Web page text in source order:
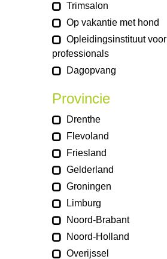
Trimsalon
Op vakantie met hond
Opleidingsinstituut voor
professionals
Dagopvang
Provincie
Drenthe
Flevoland
Friesland
Gelderland
Groningen
Limburg
Noord-Brabant
Noord-Holland
Overijssel